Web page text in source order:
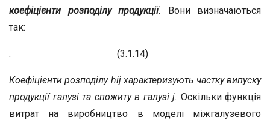
коефіцієнти
розподілу продукції. Вони визначаються
так:
. (3.1.14)
Коефіцієнти розподілу hijхарактеризують частку випуску
продукції галузі та спожиту в галузі j. Оскільки функція
витрат на виробництво в моделі міжгалузевого